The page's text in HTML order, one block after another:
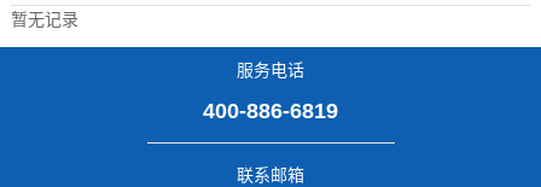
暂无记录
服务电话
400-886-6819
联系邮箱